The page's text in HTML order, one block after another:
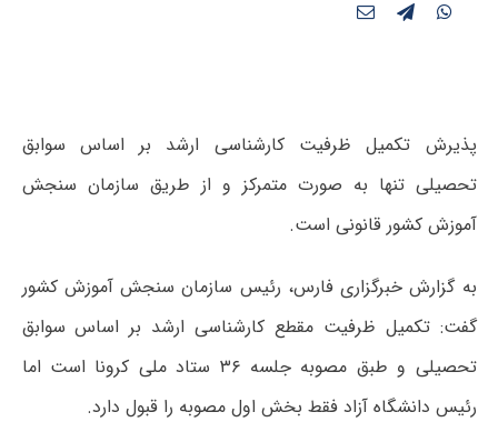
پذیرش تکمیل ظرفیت کارشناسی ارشد بر اساس سوابق
تحصیلی تنها به صورت متمرکز و از طریق سازمان سنجش
آموزش کشور قانونی است.
به گزارش خبرگزاری فارس، رئیس سازمان سنجش آموزش کشور
گفت: تکمیل ظرفیت مقطع کارشناسی ارشد بر اساس سوابق
تحصیلی و طبق مصوبه جلسه ۳۶ ستاد ملی کرونا است اما
رئیس دانشگاه آزاد فقط بخش اول مصوبه را قبول دارد.